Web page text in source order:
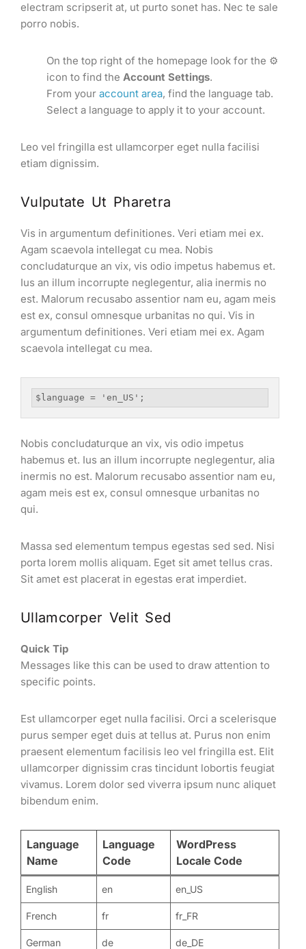
electram scripserit at, ut purto sonet has. Nec te sale
porro nobis.
On the top right of the homepage look for the ⚙️
icon to find the Account Settings.
From your account area, find the language tab.
Select a language to apply it to your account.
Leo vel fringilla est ullamcorper eget nulla facilisi
etiam dignissim.
Vulputate Ut Pharetra
Vis in argumentum definitiones. Veri etiam mei ex.
Agam scaevola intellegat cu mea. Nobis
concludaturque an vix, vis odio impetus habemus et.
Ius an illum incorrupte neglegentur, alia inermis no
est. Malorum recusabo assentior nam eu, agam meis
est ex, consul omnesque urbanitas no qui. Vis in
argumentum definitiones. Veri etiam mei ex. Agam
scaevola intellegat cu mea.
$language = 'en_US';
Nobis concludaturque an vix, vis odio impetus
habemus et. Ius an illum incorrupte neglegentur, alia
inermis no est. Malorum recusabo assentior nam eu,
agam meis est ex, consul omnesque urbanitas no
qui.
Massa sed elementum tempus egestas sed sed. Nisi
porta lorem mollis aliquam. Eget sit amet tellus cras.
Sit amet est placerat in egestas erat imperdiet.
Ullamcorper Velit Sed
Quick Tip
Messages like this can be used to draw attention to
specific points.
Est ullamcorper eget nulla facilisi. Orci a scelerisque
purus semper eget duis at tellus at. Purus non enim
praesent elementum facilisis leo vel fringilla est. Elit
ullamcorper dignissim cras tincidunt lobortis feugiat
vivamus. Lorem dolor sed viverra ipsum nunc aliquet
bibendum enim.
Language
Name
Language
Code
WordPress
Locale Code
English en en_US
French fr fr_FR
German de de_DE